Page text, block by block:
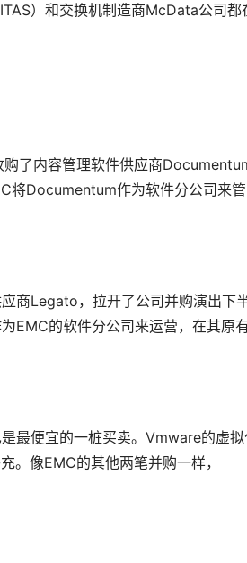
）和交换机制造商McData公司都
了内容管理软件供应商
将Documentum作为软件分公司来管
商Legato，拉开了公司并购演出下
EMC的软件分公司来运营，在其原
最便宜的一桩买卖。Vmware的虚
。像EMC的其他两笔并购一样，